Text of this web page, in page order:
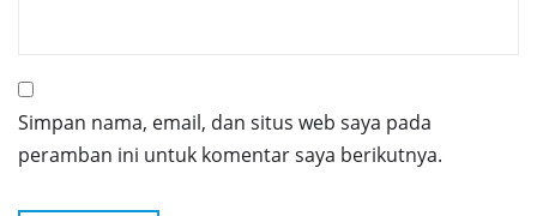
Simpan nama, email, dan situs web saya pada
peramban ini untuk komentar saya berikutnya.